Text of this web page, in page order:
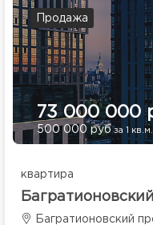
Продажа
73 000 000
500 000 рубза 1 кв.м.
квартира
Багратионовский